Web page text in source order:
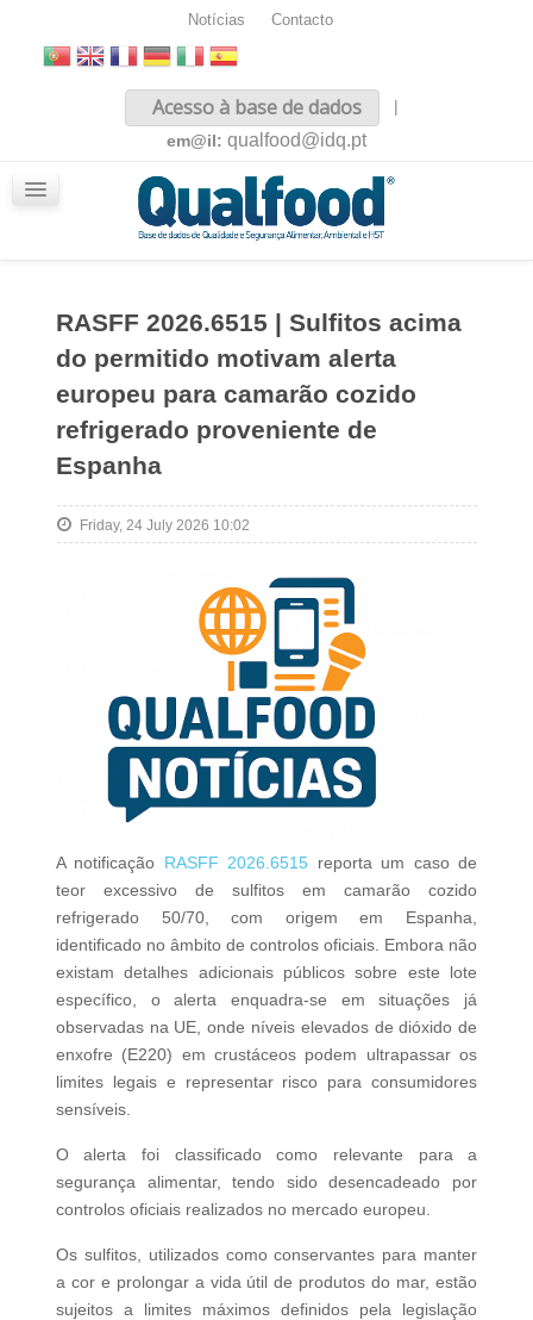
Notícias Contacto
Acesso à base de dados
|
em@il: qualfood@idq.pt
RASFF 2026.6515 | Sulfitos acima
do permitido motivam alerta
europeu para camarão cozido
refrigerado proveniente de
Espanha
Friday, 24 July 2026 10:02
A notificação RASFF 2026.6515 reporta um caso de
teor excessivo de sulfitos em camarão cozido
refrigerado 50/70, com origem em Espanha,
identificado no âmbito de controlos oficiais. Embora não
existam detalhes adicionais públicos sobre este lote
específico, o alerta enquadra‑se em situações já
observadas na UE, onde níveis elevados de dióxido de
enxofre (E220) em crustáceos podem ultrapassar os
limites legais e representar risco para consumidores
sensíveis.
O alerta foi classificado como relevante para a
segurança alimentar, tendo sido desencadeado por
controlos oficiais realizados no mercado europeu.
Os sulfitos, utilizados como conservantes para manter
a cor e prolongar a vida útil de produtos do mar, estão
sujeitos a limites máximos definidos pela legislação